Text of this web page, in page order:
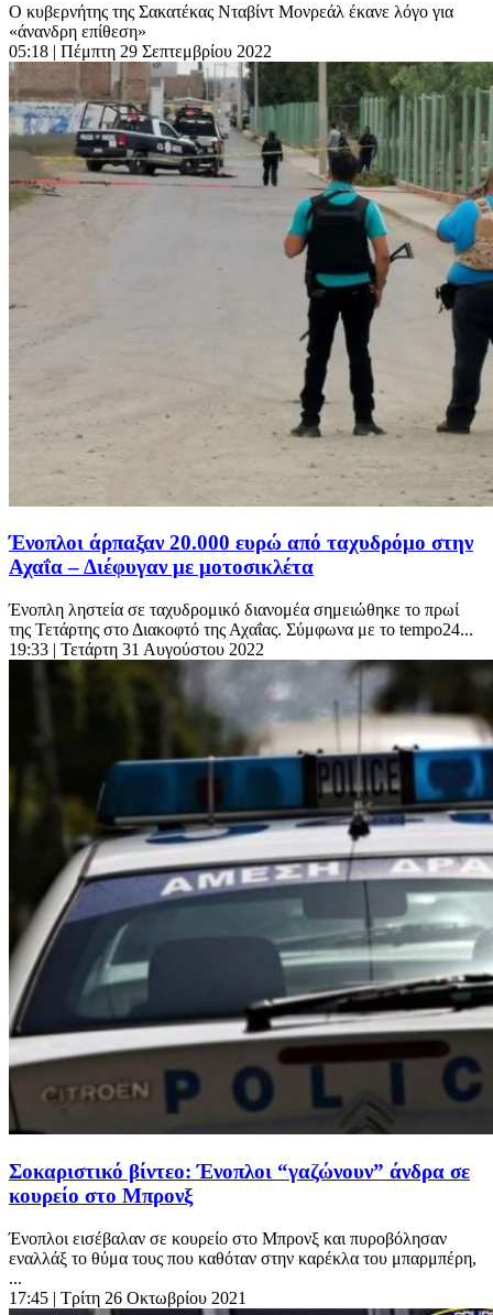
Ο κυβερνήτης της Σακατέκας Νταβίντ Μονρεάλ έκανε λόγο για
«άνανδρη επίθεση»
05:18 | Πέμπτη 29 Σεπτεμβρίου 2022
Ένοπλοι άρπαξαν 20.000 ευρώ από ταχυδρόμο στην
Αχαΐα – Διέφυγαν με μοτοσικλέτα
Ένοπλη ληστεία σε ταχυδρομικό διανομέα σημειώθηκε το πρωί
της Τετάρτης στο Διακοφτό της Αχαΐας. Σύμφωνα με το tempo24...
19:33 | Τετάρτη 31 Αυγούστου 2022
Σοκαριστικό βίντεο: Ένοπλοι “γαζώνουν” άνδρα σε
κουρείο στο Μπρονξ
Ένοπλοι εισέβαλαν σε κουρείο στο Μπρονξ και πυροβόλησαν
εναλλάξ το θύμα τους που καθόταν στην καρέκλα του μπαρμπέρη,
...
17:45 | Τρίτη 26 Οκτωβρίου 2021